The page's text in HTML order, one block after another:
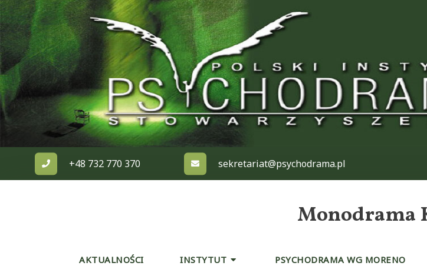
Skip
to
content
+48 732 770 370 sekretariat@psychodrama.pl
Monodrama
AKTUALNOŚCI INSTYTUT PSYCHODRAMA WG MORENO